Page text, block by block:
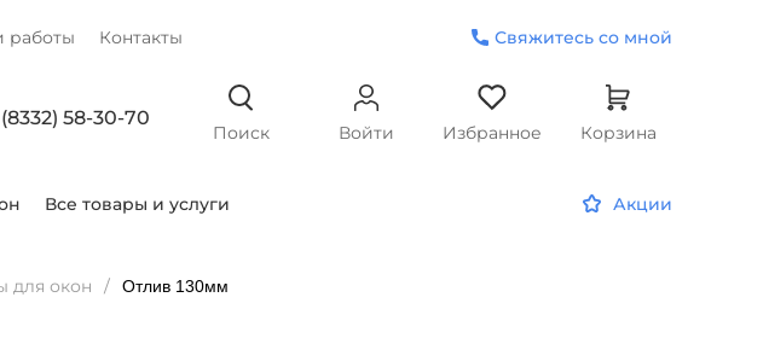
работы Контакты Свяжитесь со мной
58-30-70
Поиск Войти Избранное Корзина
Все товары и услуги Акции
для окон Отлив 130мм